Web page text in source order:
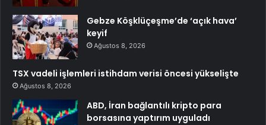
Gebze Köşklüçeşme’de ‘açık hava’
keyif
Ağustos 8, 2026
TSX vadeli işlemleri istihdam verisi öncesi yükselişte
Ağustos 8, 2026
ABD, İran bağlantılı kripto para
borsasına yaptırım uyguladı